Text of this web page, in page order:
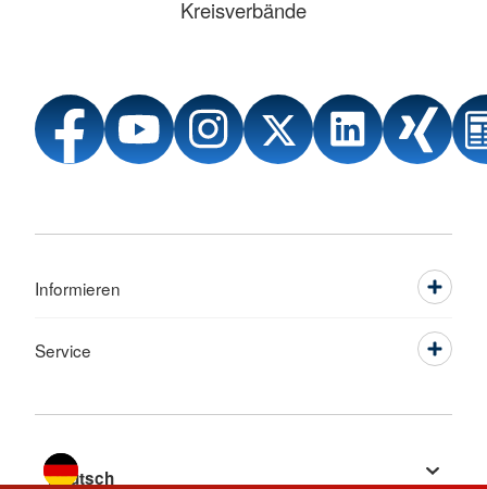
Kreisverbände
Informieren
Service
Sprache wechseln zu